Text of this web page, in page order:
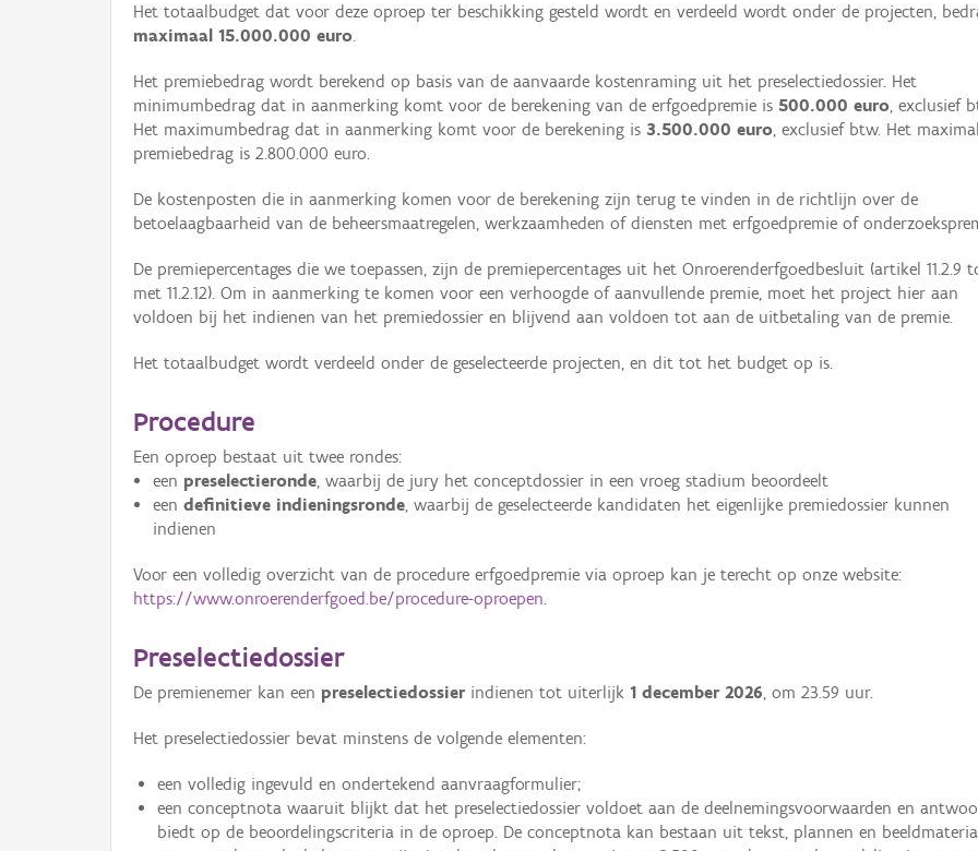
Het totaalbudget dat voor deze oproep ter beschikking gesteld wordt en verdeeld wordt onder de projecten,
maximaal 15.000.000 euro.
Het premiebedrag wordt berekend op basis van de aanvaarde kostenraming uit het preselectiedossier. Het
minimumbedrag dat in aanmerking komt voor de berekening van de erfgoedpremie is 500.000 euro, exclusief
Het maximumbedrag dat in aanmerking komt voor de berekening is 3.500.000 euro, exclusief btw. Het
premiebedrag is 2.800.000 euro.
De kostenposten die in aanmerking komen voor de berekening zijn terug te vinden in de richtlijn over de
betoelaagbaarheid van de beheersmaatregelen, werkzaamheden of diensten met erfgoedpremie of
De premiepercentages die we toepassen, zijn de premiepercentages uit het Onroerenderfgoedbesluit (artikel 11.2.9
met 11.2.12). Om in aanmerking te komen voor een verhoogde of aanvullende premie, moet het project hier aan
voldoen bij het indienen van het premiedossier en blijvend aan voldoen tot aan de uitbetaling van de premie.
Het totaalbudget wordt verdeeld onder de geselecteerde projecten, en dit tot het budget op is.
Procedure
Een oproep bestaat uit twee rondes:
een preselectieronde, waarbij de jury het conceptdossier in een vroeg stadium beoordeelt
een definitieve indieningsronde, waarbij de geselecteerde kandidaten het eigenlijke premiedossier kunnen
indienen
Voor een volledig overzicht van de procedure erfgoedpremie via oproep kan je terecht op onze website:
https://www.onroerenderfgoed.be/procedure-oproepen.
Preselectiedossier
De premienemer kan een preselectiedossierindienen tot uiterlijk 1 december 2026, om 23.59 uur.
Het preselectiedossier bevat minstens de volgende elementen:
een volledig ingevuld en ondertekend aanvraagformulier;
een conceptnota waaruit blijkt dat het preselectiedossier voldoet aan de deelnemingsvoorwaarden en
biedt op de beoordelingscriteria in de oproep. De conceptnota kan bestaan uit tekst, plannen en